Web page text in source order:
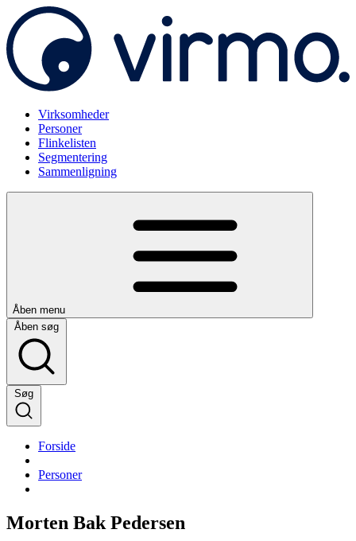
Virksomheder
Personer
Flinkelisten
Segmentering
Sammenligning
Åben menu
Åben søg
Søg
Forside
Personer
Morten Bak Pedersen